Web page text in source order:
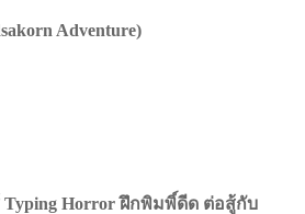
Adventure)
Typing Horror ฝึกพิมพิ์ดีด ต่อสู้กับ